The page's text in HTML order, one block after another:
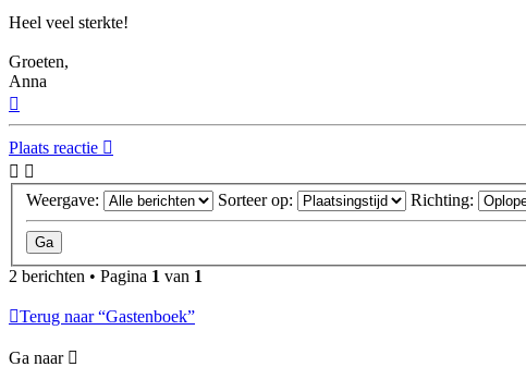
Heel veel sterkte!
Groeten,
Anna
Plaats reactie
Weergave: Sorteer op: Richting:
2 berichten • Pagina 1 van 1
Terug naar “Gastenboek”
Ga naar